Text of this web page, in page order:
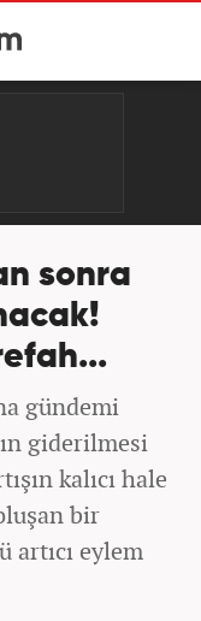
sonra
gündemi
giderilmesi
kalıcı hale
bir
artıcı eylem